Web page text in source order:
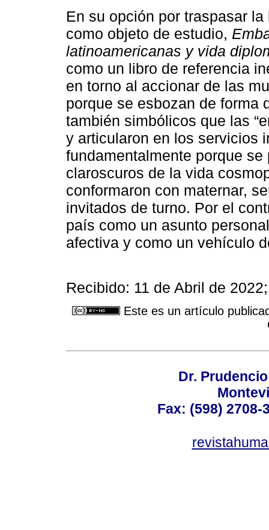
En su opción por traspasar
como objeto de estudio,
latinoamericanas y vida
como un libro de referencia
en torno al accionar de las
porque se esbozan de forma
también simbólicos que las
y articularon en los servicios
fundamentalmente porque
claroscuros de la vida
conformaron con maternar,
invitados de turno. Por el
país como un asunto
afectiva y como un vehículo
Recibido: 11 de Abril de
Este es un artículo
Dr.
Fax: (598) 2708-